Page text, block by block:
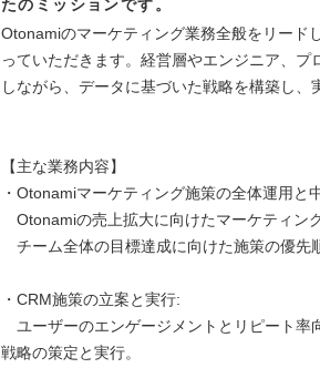
たのミッションです。
Otonamiのマーケティング業務全般をリード
っていただきます。経営層やエンジニア、
しながら、データに基づいた戦略を構築し、
【主な業務内容】
・Otonamiマーケティング施策の全体運用と
Otonamiの売上拡大に向けたマーケティン
チーム全体の目標達成に向けた施策の優先
・CRM施策の立案と実行:
ユーザーのエンゲージメントとリピート率
戦略の策定と実行。